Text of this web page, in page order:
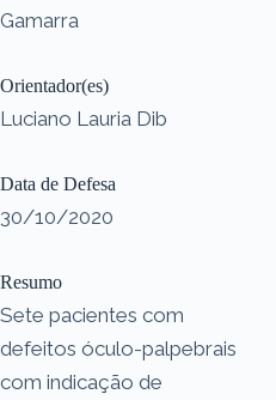
Gamarra
Orientador(es)
Luciano Lauria Dib
Data de Defesa
30/10/2020
Resumo
Sete pacientes com
defeitos óculo-palpebrais
com indicação de